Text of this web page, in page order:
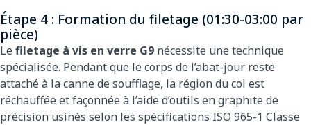
Étape 4 : Formation du filetage (01:30-03:00 par
pièce)
Lefiletage à vis en verre G9 nécessite une technique
spécialisée. Pendant que le corps de l’abat-jour reste
attaché à la canne de soufflage, la région du col est
réchauffée et façonnée à l’aide d’outils en graphite de
précision usinés selon les spécifications ISO 965-1 Classe